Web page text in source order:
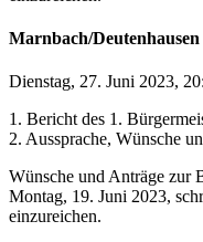
Marnbach/Deutenhausen
Dienstag, 27. Juni 2023,
1. Bericht des 1.
2. Aussprache, Wünsche
Wünsche und Anträge zur
Montag, 19. Juni 2023,
einzureichen.